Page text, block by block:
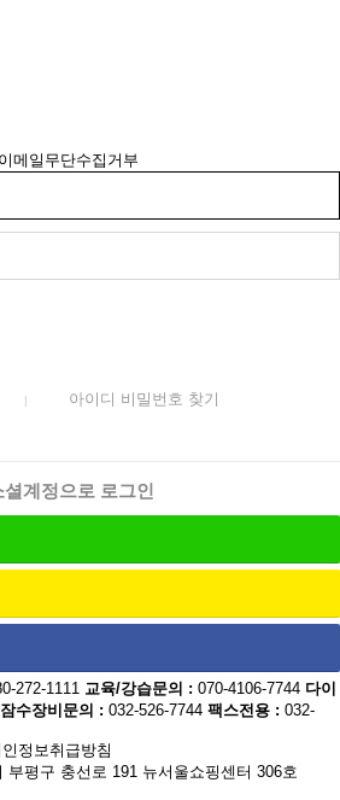
이메일무단수집거부
| 아이디 비밀번호 찾기
셜계정으로 로그인
272-1111 교육/강습문의 : 070-4106-7744 다이
잠수장비문의 : 032-526-7744 팩스전용 : 032-
정보취급방침
부평구 충선로 191 뉴서울쇼핑센터 306호